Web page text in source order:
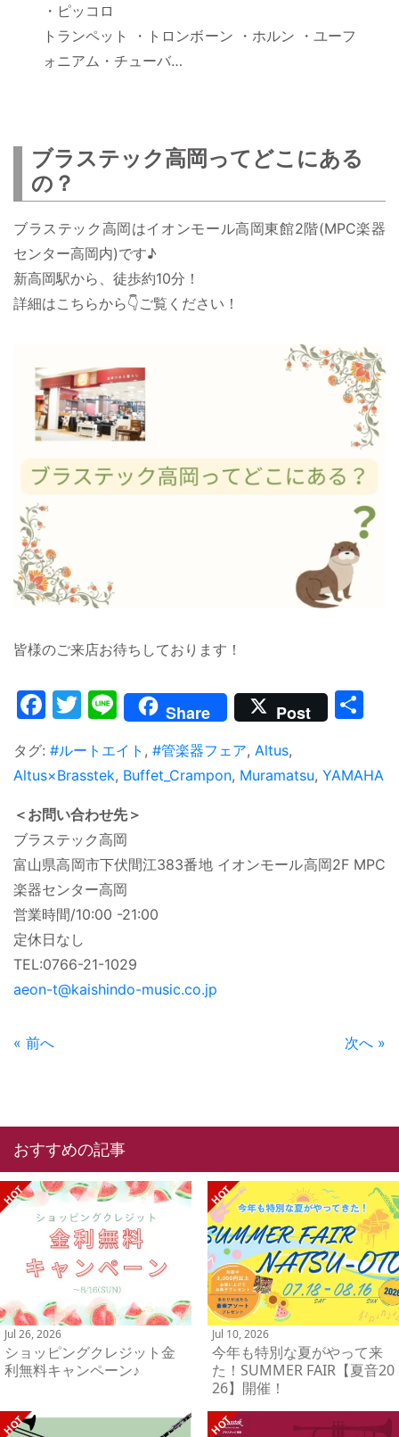
・ピッコロ
トランペット ・トロンボーン ・ホルン ・ユーフ
ォニアム・チューバ…
ブラステック高岡ってどこにある
の？
ブラステック高岡はイオンモール高岡東館2階(MPC楽器
センター高岡内)です♪
新高岡駅から、徒歩約10分！
詳細はこちらから👇ご覧ください！
皆様のご来店お待ちしております！
Facebook
Twitter
LineShare Post
タグ: #ルートエイト , #管楽器フェア, Altus,
Altus×Brasstek, Buffet_Crampon, Muramatsu, YAMAHA
＜お問い合わせ先＞
ブラステック高岡
富山県高岡市下伏間江383番地 イオンモール高岡2F MPC
楽器センター高岡
営業時間/10:00 -21:00
定休日なし
TEL:0766-21-1029
aeon-t@kaishindo-music.co.jp
« 前へ 次へ »
おすすめの記事
Jul 26, 2026
ショッピングクレジット金
利無料キャンペーン♪
Jul 10, 2026
今年も特別な夏がやって来
た！SUMMER FAIR【夏音20
26】開催！